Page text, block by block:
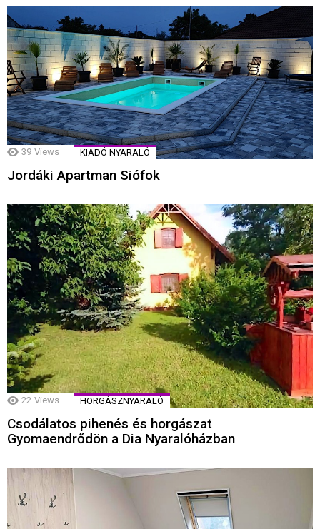
39 Views KIADÓ NYARALÓ
Jordáki Apartman Siófok
22 Views HORGÁSZNYARALÓ
Csodálatos pihenés és horgászat
Gyomaendrődön a Dia Nyaralóházban